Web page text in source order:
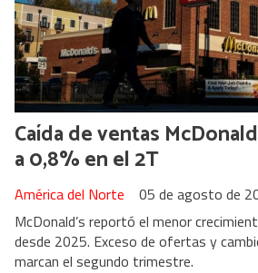
Caída de ventas
a 0,8% en el 2T
América del Norte
05 de agosto de
McDonald’s reportó el menor
desde 2025. Exceso de ofertas y
marcan el segundo trimestre.